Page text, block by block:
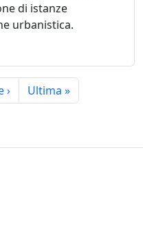
di istanze
urbanistica.
› Ultima pagina
Ultima »